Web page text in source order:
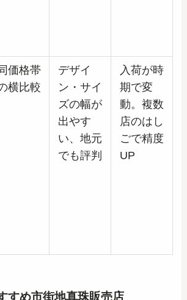
価格帯
横比較
デザイ
ン・サイ
ズの幅が
出やす
い、地元
でも評判
入荷が時
期で変
動。複数
店のはし
ごで精度
UP
すめ市街地真珠販売店